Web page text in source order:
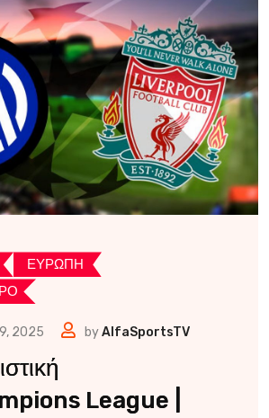
ΕΥΡΩΠΗ
2025 byAlfaSportsTV
League |